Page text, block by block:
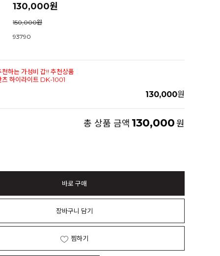
130,000원
150,000원
93790
하는 가성비 갑!! 추천상품
츠 하이라이트 DK-1001
130,000원
총 상품 금액 130,000원
바로 구매
장바구니 담기
찜하기